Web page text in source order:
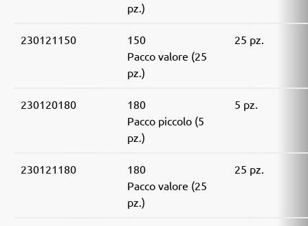
pz.)
230121150
150
Pacco valore (25
pz.)
25 pz.
230120180
180
Pacco piccolo (5
pz.)
5 pz.
230121180
180
Pacco valore (25
pz.)
25 pz.